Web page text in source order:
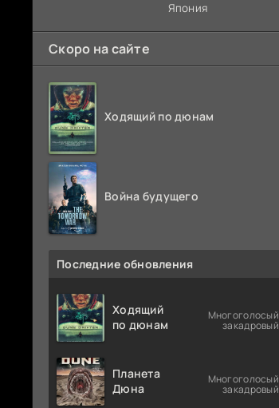
Япония
Скоро на сайте
Ходящий по дюнам
Война будущего
Последние обновления
Ходящий
по дюнам
Многоголосый
закадровый
Планета
Дюна
Многоголосый
закадровый